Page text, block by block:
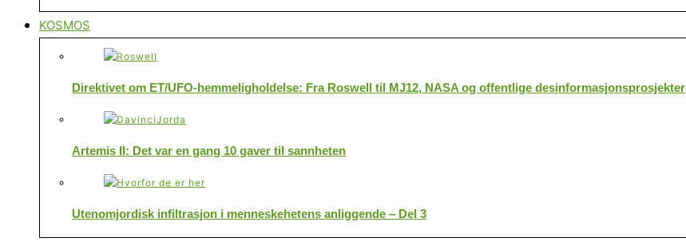
KOSMOS
Direktivet om ET/UFO-hemmeligholdelse: Fra Roswell til MJ12, NASA og offentlige desinformasjonsprosjekter
Artemis II: Det var en gang 10 gaver til sannheten
Utenomjordisk infiltrasjon i menneskehetens anliggende – Del 3